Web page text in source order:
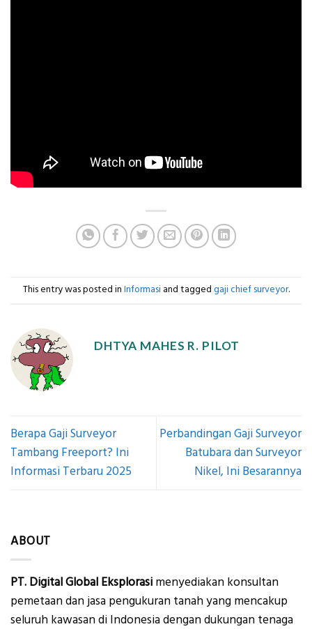
This entry was posted in Informasi and tagged gaji chief surveyor.
DHTYA MAHES R. PILOT
Berapa Gaji Surveyor
Tambang Freeport? Ini
Informasi Terbaru 2025
Perbandingan Gaji Surveyor
Batubara dan Surveyor
Nikel, Ini Besarannya
ABOUT
PT. Digital Global Eksplorasi menyediakan konsultan
pemetaan dan jasa pengukuran tanah yang mencakup
seluruh kawasan di Indonesia dengan dukungan tenaga